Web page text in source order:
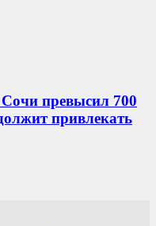
превысил 700
привлекать